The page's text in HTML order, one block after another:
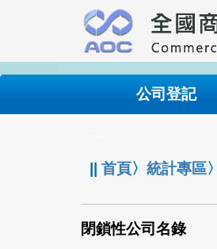
要
內
公司登記
||首頁〉統計專區〉
閉鎖性公司名錄